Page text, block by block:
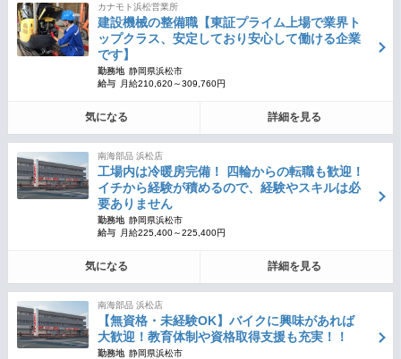
カナモト浜松営業所
建設機械の整備職【東証プライム上場で業界ト
ップクラス、安定しており安心して働ける企業
です】
勤務地 静岡県浜松市
給与
月給210,620～309,760円
気になる 詳細を見る
南海部品 浜松店
工場内は冷暖房完備！ 四輪からの転職も歓迎！
イチから経験が積めるので、経験やスキルは必
要ありません
勤務地 静岡県浜松市
給与
月給225,400～225,400円
気になる 詳細を見る
南海部品 浜松店
【無資格・未経験OK】バイクに興味があれば
大歓迎！教育体制や資格取得支援も充実！！
勤務地 静岡県浜松市